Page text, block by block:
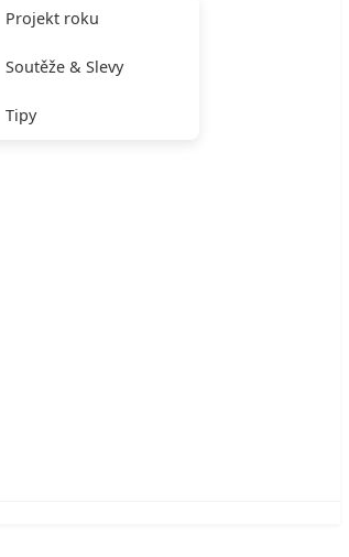
Projekt roku
Soutěže & Slevy
Tipy